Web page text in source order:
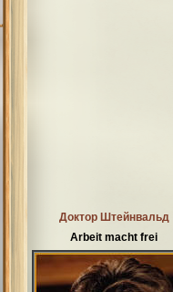
Доктор Штейнвальд
Arbeit macht frei